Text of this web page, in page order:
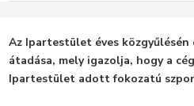
Az Ipartestület éves
átadása, mely igazolja, hogy a
Ipartestület adott fokozatú